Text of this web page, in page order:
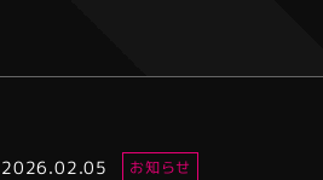
2026.02.05 お知らせ